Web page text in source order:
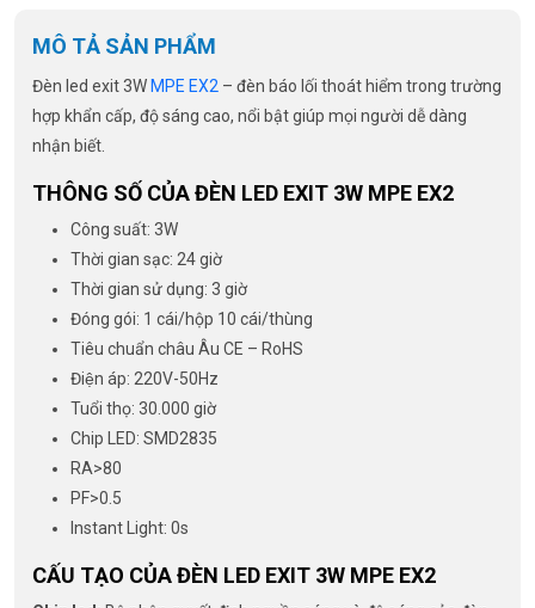
MÔ TẢ SẢN PHẨM
Đèn led exit 3W MPE EX2 – đèn báo lối thoát hiểm trong trường
hợp khẩn cấp, độ sáng cao, nổi bật giúp mọi người dễ dàng
nhận biết.
THÔNG SỐ CỦA ĐÈN LED EXIT 3W MPE EX2
Công suất: 3W
Thời gian sạc: 24 giờ
Thời gian sử dụng: 3 giờ
Đóng gói: 1 cái/hộp 10 cái/thùng
Tiêu chuẩn châu Âu CE – RoHS
Điện áp: 220V-50Hz
Tuổi thọ: 30.000 giờ
Chip LED: SMD2835
RA>80
PF>0.5
Instant Light: 0s
CẤU TẠO CỦA ĐÈN LED EXIT 3W MPE EX2